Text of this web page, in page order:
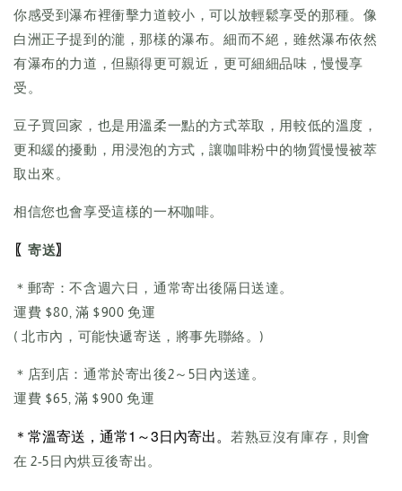
你感受到瀑布裡衝擊力道較小，可以放輕鬆享受的那種。像
白洲正子提到的瀧，那樣的瀑布。細而不絕，雖然瀑布依然
有瀑布的力道，但顯得更可親近，更可細細品味，慢慢享
受。
豆子買回家，也是用溫柔一點的方式萃取，用較低的溫度，
更和緩的擾動，用浸泡的方式，讓咖啡粉中的物質慢慢被萃
取出來。
相信您也會享受這樣的一杯咖啡。
〖 寄送〗
＊郵寄：不含週六日，通常寄出後隔日送達。
運費 $80, 滿 $900 免運
( 北市內，可能快遞寄送，將事先聯絡。)
＊店到店：通常於寄出後2～5日內送達。
運費 $65, 滿 $900 免運
＊常溫寄送，通常1～3日內寄出。
若熟豆沒有庫存，則會
在 2-5日內烘豆後寄出。